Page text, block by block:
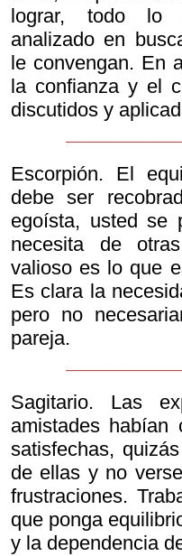
lograr, todo lo
analizado en
le convengan. En
la confianza y el
discutidos y
Escorpión. El
debe ser
egoísta, usted se
necesita de
valioso es lo que
Es clara la
pero no
pareja.
Sagitario. Las
amistades habían
satisfechas,
de ellas y no
frustraciones.
que ponga
y la dependencia